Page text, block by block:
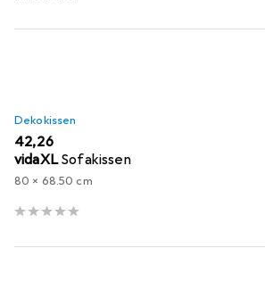
Dekokissen
EUR
42,26
vidaXL Sofakissen
80 x 68.50 cm